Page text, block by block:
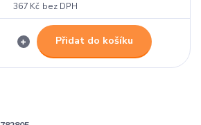
367 Kč bez DPH
Přidat do košíku